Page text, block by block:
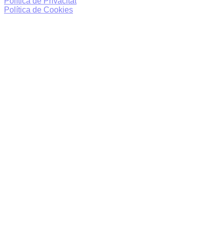
Política de Cookies